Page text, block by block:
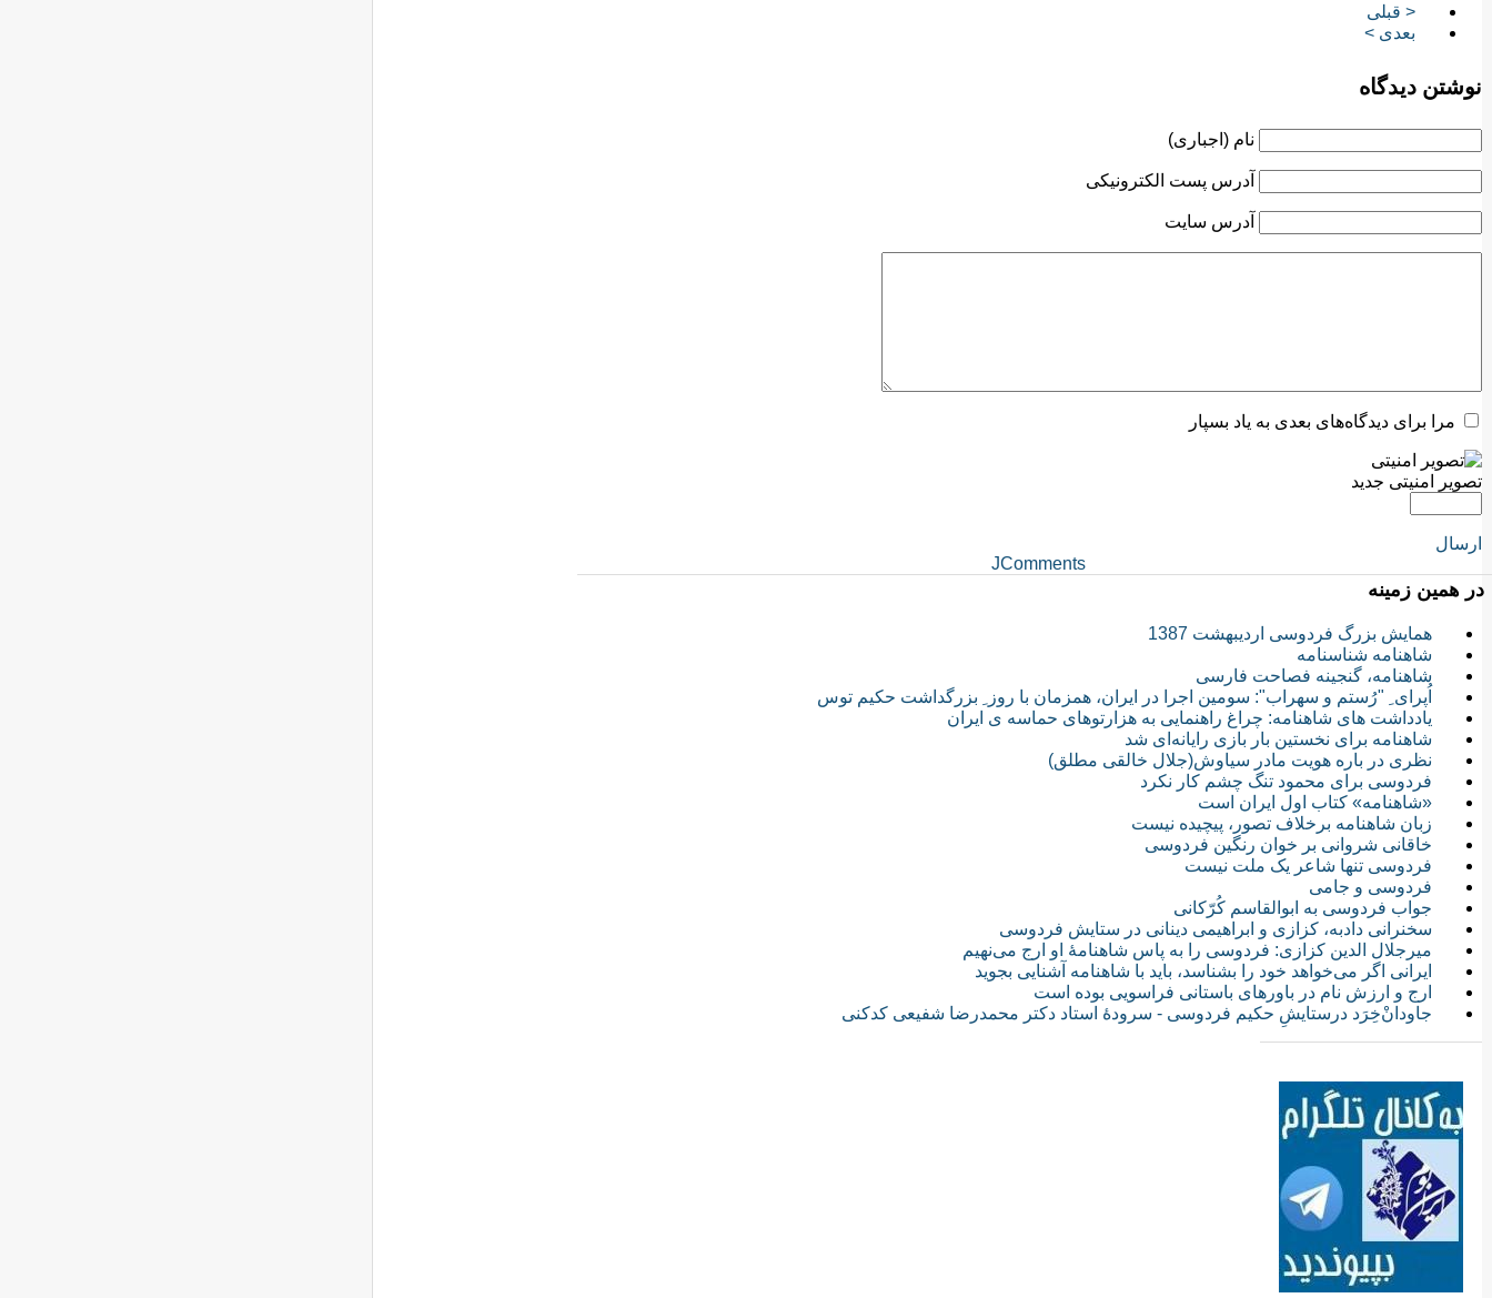
< قبلی
بعدی >
نوشتن دیدگاه
نام (اجباری)
آدرس پست الکترونیکی
آدرس سایت
مرا برای دیدگاه‌های بعدی به یاد بسپار
تصویر امنیتی جدید
ارسال
JComments
در همین زمینه
همایش بزرگ فردوسی ارديبهشت 1387
شاهنامه شناسنامه
شاهنامه، گنجینه ‌فصاحت ‌فارسی‌
اُپرای ِ "رُستم و سهراب": سومین اجرا در ایران، همزمان با روز ِ بزرگداشت حكيم توس
یادداشت های شاهنامه: چراغ راهنمایی به هزارتوهای حماسه ی ایران
شاهنامه برای نخستین بار بازی رایانه‌ای شد
نظری در باره هویت مادر سیاوش(جلال خالقی مطلق)
فردوسی برای محمود تنگ چشم کار نکرد
«شاهنامه» کتاب اول ایران است
زبان شاهنامه برخلاف تصور، پیچیده نیست
خاقانی شروانی بر خوان رنگین فردوسی
فردوسی تنها شاعر یک ملت نیست
فردوسی و جامی
جواب فردوسی به ابوالقاسم کُرّکانی
سخنرانی دادبه، کزازی و ابراهیمی دینانی در ستایش فردوسی
میرجلال الدین کزازی: فردوسی را به پاس شاهنامۀ او ارج می‌نهیم
ایرانی اگر می‌خواهد خود را بشناسد، باید با شاهنامه آشنایی بجوید
ارج و ارزش نام در باورهای باستانی فراسویی بوده است
جاودانْ‌خِرَد درستایشِ حکیم فردوسی - سرودهٔ استاد دکتر محمدرضا شفیعی کدکنی